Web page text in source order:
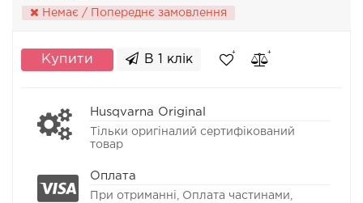
Немає / Попереднє замовлення
Купити В 1 клік
Husqvarna Original
Тільки оригіналий сертифікований
товар
Оплата
При отриманні, Оплата частинами,